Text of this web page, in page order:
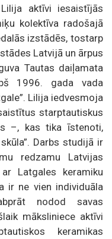
aktīvi iesaistījās
kolektīva radošajā
izstādēs, tostarp
Latvijā un ārpus
Tautas daiļamata
1996. gada vada
Lilija iedvesmoja
starptautiskus
–, kas tika īstenoti,
Darbs studijā ir
redzamu Latvijas
Latgales keramiku
ir ne vien individuāla
nodod savas
māksliniece aktīvi
keramikas